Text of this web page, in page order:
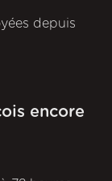
depuis
encore